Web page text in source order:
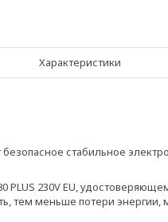
Характеристики
стабильное
PLUS 230V EU,
тем меньше потери